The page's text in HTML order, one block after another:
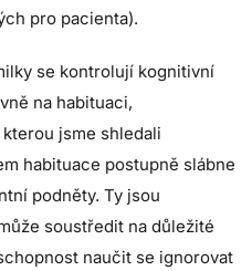
pro pacienta).
se kontrolují kognitivní
na habituaci,
jsme shledali
habituace postupně slábne
podněty. Ty jsou
soustředit na důležité
naučit se ignorovat